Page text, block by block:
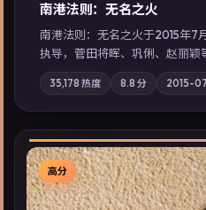
南港法则：无名之火
南港法则：无名之火于2015年7
执导，菅田将晖、巩俐、赵丽
轴，记忆碎片重组后，主角发现
影与配乐强化地域气质；站内亦
剧在线看」延展检索同类型高
35,178 热度 8.8 分 2015-
高分